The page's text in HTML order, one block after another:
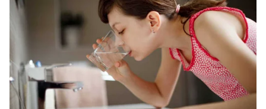
বিশ্বকাপ জয় উদযাপনে সামিল হতে দর্শকদের
আমন্ত্রণ জানিয়ে রোহিত এক্স লিখেছেন,
রুট, কুরান এবং নিলামের আগেই
দল গুছিয়ে নিল ফ্র্যাঞ্চাইজিগুলি
ভারত, এলেন চারজন তরুণ নেট
বোলার